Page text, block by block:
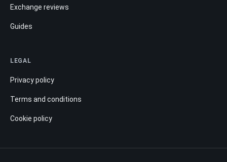
Exchange reviews
Guides
LEGAL
Privacy policy
Terms and conditions
Cookie policy